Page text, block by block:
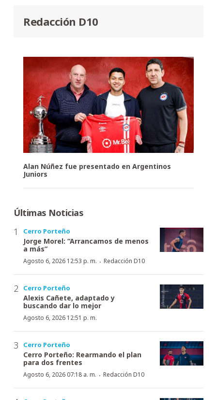
Redacción D10
Alan Núñez fue presentado en Argentinos
Juniors
Últimas Noticias
Cerro Porteño
Jorge Morel: “Arrancamos de menos
a más”
Agosto 6, 2026 12:53 p. m. · Redacción D10
Cerro Porteño
Alexis Cañete, adaptado y
buscando dar lo mejor
Agosto 6, 2026 12:51 p. m.
Cerro Porteño
Cerro Porteño: Rearmando el plan
para dos frentes
Agosto 6, 2026 07:18 a. m. · Redacción D10